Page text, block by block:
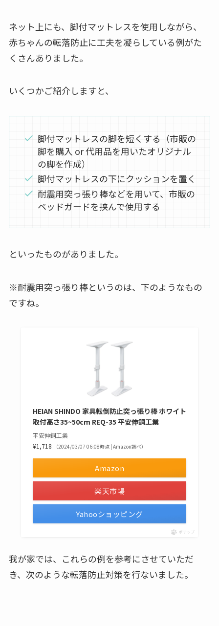
ネット上にも、脚付マットレスを使用しながら、
赤ちゃんの転落防止に工夫を凝らしている例がた
くさんありました。
いくつかご紹介しますと、
脚付マットレスの脚を短くする（市販の
脚を購入 or 代用品を用いたオリジナル
の脚を作成）
脚付マットレスの下にクッションを置く
耐震用突っ張り棒などを用いて、市販の
ベッドガードを挟んで使用する
といったものがありました。
※耐震用突っ張り棒というのは、下のようなもの
ですね。
HEIAN SHINDO 家具転倒防止突っ張り棒 ホワイト
取付高さ35~50cm REQ-35 平安伸銅工業
平安伸銅工業
¥1,718
（2024/03/07 06:08時点 | Amazon調べ）
Amazon
楽天市場
Yahooショッピング
ポチップ
我が家では、これらの例を参考にさせていただ
き、次のような転落防止対策を行ないました。